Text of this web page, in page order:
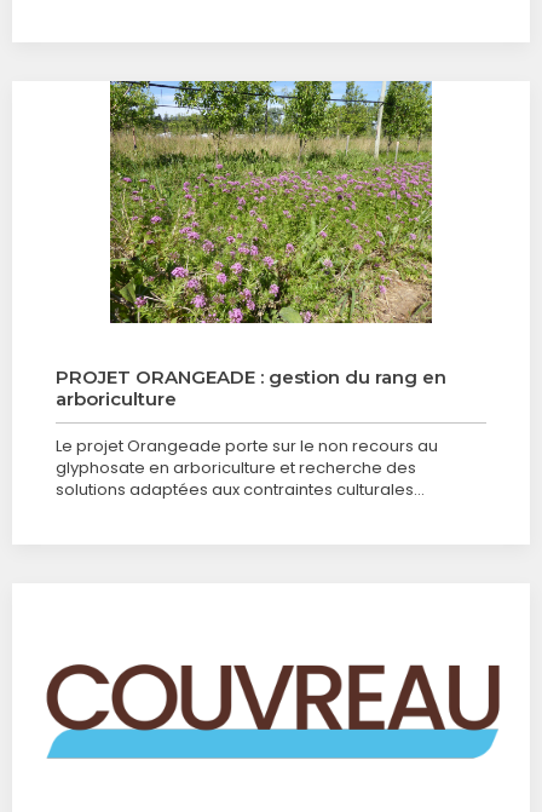
PROJET ORANGEADE : gestion du rang en
arboriculture
Le projet Orangeade porte sur le non recours au
glyphosate en arboriculture et recherche des
solutions adaptées aux contraintes culturales…